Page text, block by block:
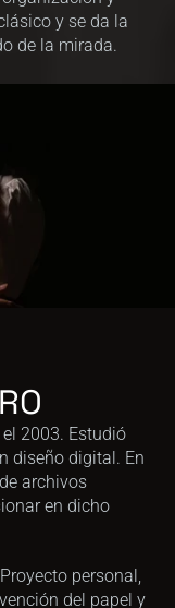
y se da la
de la mirada.
2003. Estudió
diseño digital. En
archivos
en dicho
personal,
del papel y